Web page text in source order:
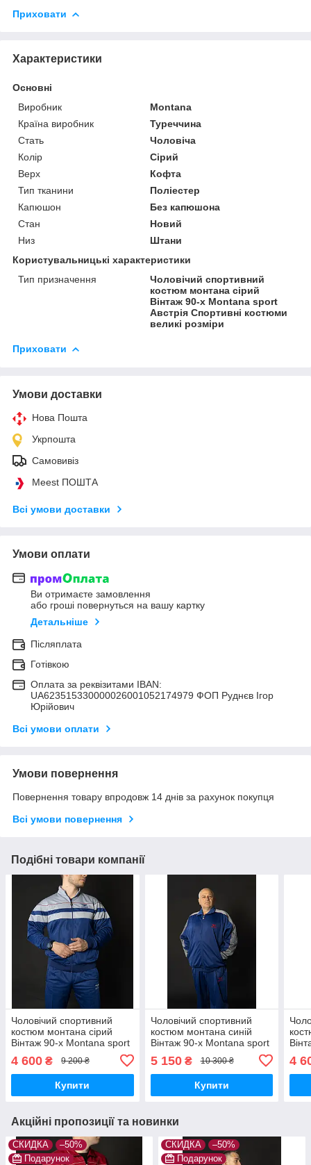
Приховати
Характеристики
Основні
Виробник
Montana
Країна виробник
Туреччина
Стать
Чоловіча
Колір
Сірий
Верх
Кофта
Тип тканини
Поліестер
Капюшон
Без капюшона
Стан
Новий
Низ
Штани
Користувальницькі характеристики
Тип призначення
Чоловічий спортивний
костюм монтана сірий
Вінтаж 90-х Montana sport
Австрія Спортивні костюми
великі розміри
Приховати
Умови доставки
Нова Пошта
Укрпошта
Самовивіз
Meest ПОШТА
Всі умови доставки
Умови оплати
Ви отримаєте замовлення
або гроші повернуться на вашу картку
Детальніше
Післяплата
Готівкою
Оплата за реквізитами IBAN:
UA623515330000026001052174979 ФОП Руднєв Ігор
Юрійович
Всі умови оплати
Умови повернення
Повернення товару впродовж 14 днів за рахунок покупця
Всі умови повернення
Подібні товари компанії
Чоловічий спортивний
костюм монтана сірий
Вінтаж 90-х Montana sport
костюми великі розміри
4 600 ₴ 9 200 ₴
Купити
Чоловічий спортивний
костюм монтана синій
Вінтаж 90-х Montana sport
костюми великі розміри
5 150₴ 10 300 ₴
Купити
4
Акційні пропозиції та новинки
СКИДКА
–50%
Подарунок
СКИДКА
–50%
Подарунок